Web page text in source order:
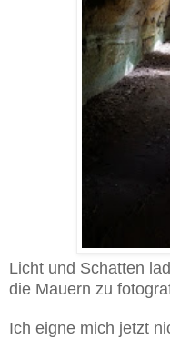
Licht und Schatten
die Mauern zu
Ich eigne mich jetzt